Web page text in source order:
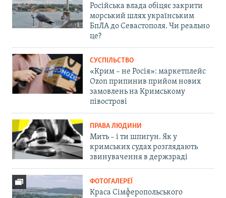
Російська влада обіцяє закрити
морський шлях українським
БпЛА до Севастополя. Чи реально
це?
СУСПІЛЬСТВО
«Крим – не Росія»: маркетплейс
Ozon припинив прийом нових
замовлень на Кримському
півострові
ПРАВА ЛЮДИНИ
Мить – і ти шпигун. Як у
кримських судах розглядають
звинувачення в держзраді
ФОТОГАЛЕРЕЇ
Краса Сімферопольського